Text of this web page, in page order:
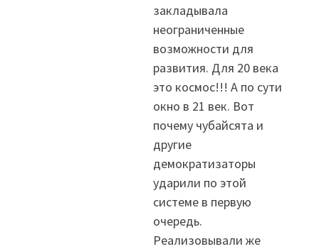
закладывала
неограниченные
возможности для
развития. Для 20 века
это космос!!! А по сути
окно в 21 век. Вот
почему чубайсята и
другие
демократизаторы
ударили по этой
системе в первую
очередь.
Реализовывали же